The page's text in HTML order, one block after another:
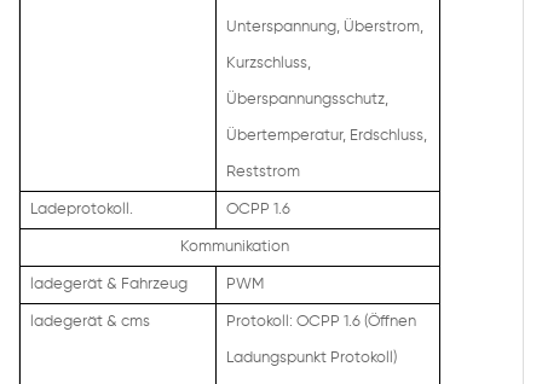
Unterspannung, Überstrom,
Kurzschluss,
Überspannungsschutz,
Übertemperatur, Erdschluss,
Reststrom
Ladeprotokoll. OCPP 1.6
Kommunikation
ladegerät & Fahrzeug PWM
ladegerät & cms Protokoll: OCPP 1.6 (Öffnen
Ladungspunkt Protokoll)